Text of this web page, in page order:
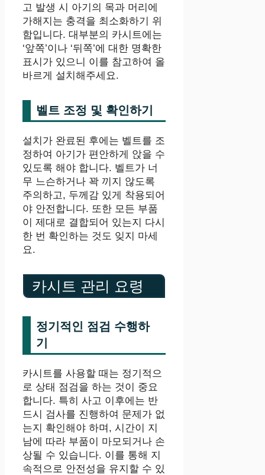
고 발생 시 아기의 목과 머리에
가해지는 충격을 최소화하기 위
함입니다. 대부분의 카시트에는
‘앞쪽’이나 ‘뒤쪽’에 대한 명확한
표시가 있으니 이를 참고하여 올
바르게 설치해주세요.
벨트 조정 및 확인하기
설치가 완료된 후에는 벨트를 조
정하여 아기가 편안하게 앉을 수
있도록 해야 합니다. 벨트가 너
무 느슨하거나 꽉 끼지 않도록
주의하고, 두께감 있게 착용되어
야 안전합니다. 또한 모든 부품
이 제대로 결합되어 있는지 다시
한 번 확인하는 것도 잊지 마세
요.
카시트 관리 요령
정기적인 점검 수행하
기
카시트를 사용할 때는 정기적으
로 상태 점검을 하는 것이 중요
합니다. 특히 사고 이후에는 반
드시 검사를 진행하여 문제가 없
는지 확인해야 하며, 시간이 지
남에 따라 부품이 마모되거나 손
상될 수 있습니다. 이를 통해 지
속적으로 안전성을 유지할 수 있